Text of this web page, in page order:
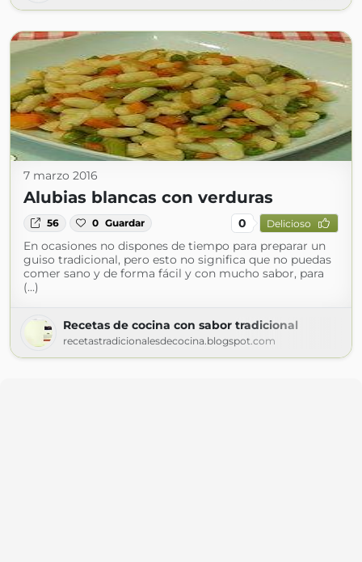
7 marzo 2016
Alubias blancas con verduras
56 0 Guardar 0 Delicioso
En ocasiones no dispones de tiempo para preparar un
guiso tradicional, pero esto no significa que no puedas
comer sano y de forma fácil y con mucho sabor, para
(...)
Recetas de cocina con sabor tradicional
recetastradicionalesdecocina.blogspot.com